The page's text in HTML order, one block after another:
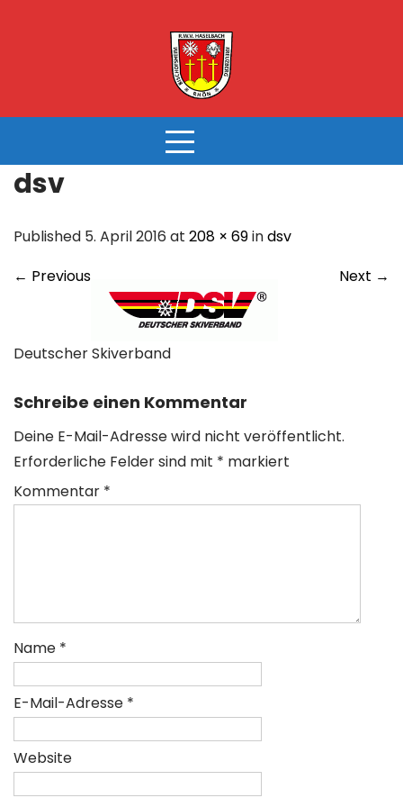
dsv
Published 5. April 2016 at 208 × 69indsv
← Previous Next →
Deutscher Skiverband
Schreibe einen Kommentar
Deine E-Mail-Adresse wird nicht veröffentlicht.
Erforderliche Felder sind mit * markiert
Kommentar *
Name *
E-Mail-Adresse *
Website